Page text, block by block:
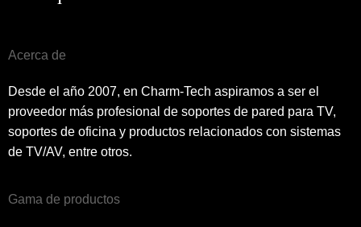
Acerca de
Desde el año 2007, en Charm-Tech aspiramos a ser el
proveedor más profesional de soportes de pared para TV,
soportes de oficina y productos relacionados con sistemas
de TV/AV, entre otros.
Gama de productos